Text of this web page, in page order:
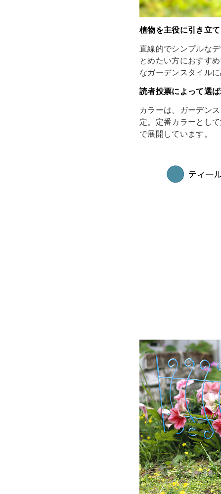
植物を主役に引き立
直線的でシンプルな
とめたい方におすす
なガーデンスタイルに
読者投票によって選
カラーは、ガーデン
定。定番カラーとし
で展開しています。